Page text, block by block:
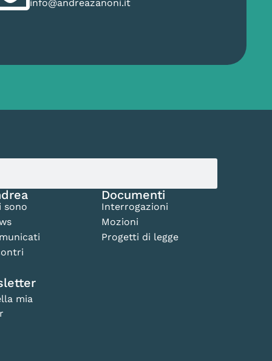
info@andreazanoni.it
sono
Documenti
Interrogazioni
Mozioni
Progetti di legge
mia